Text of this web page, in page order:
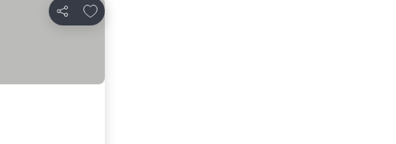
Teilen
Zu Favoriten hinzufügen